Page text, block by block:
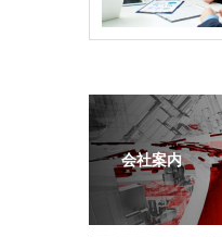
会社案内